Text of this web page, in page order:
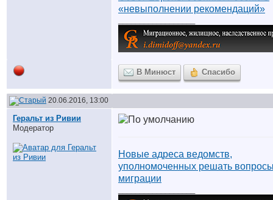
«невыполнении рекомендаций»
В Минюст Спасибо
20.06.2016, 13:00
Геральт из Ривии
Модератор
Новые адреса ведомств,
уполномоченных решать
миграции